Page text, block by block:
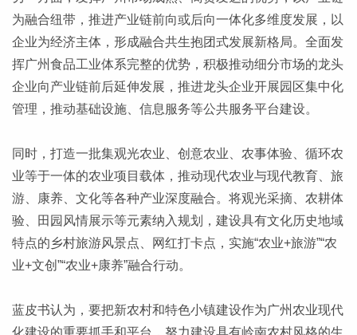
为融合纽带，推进产业链前向或后向一体化多维度发展，以
企业为经济主体，形成融合共生抱团式发展新格局。全面发
挥广州食品工业体系完整的优势，积极推动细分市场的龙头
企业向产业链前后延伸发展，推进龙头企业开展园区集中化
管理，推动基础设施、信息服务等公共服务平台建设。
同时，打造一批集观光农业、创意农业、农事体验、循环农
业等于一体的农业项目载体，推动现代农业与现代教育、旅
游、康养、文化等各种产业深度融合。将观光采摘、农耕体
验、田园风情展示等元素纳入规划，建设具有文化历史地域
特点的乡村旅游风景点、网红打卡点，实施“农业+旅游”“农
业+文创”“农业+康养”融合行动。
蓝皮书认为，要把新农村和特色小镇建设作为广州农业现代